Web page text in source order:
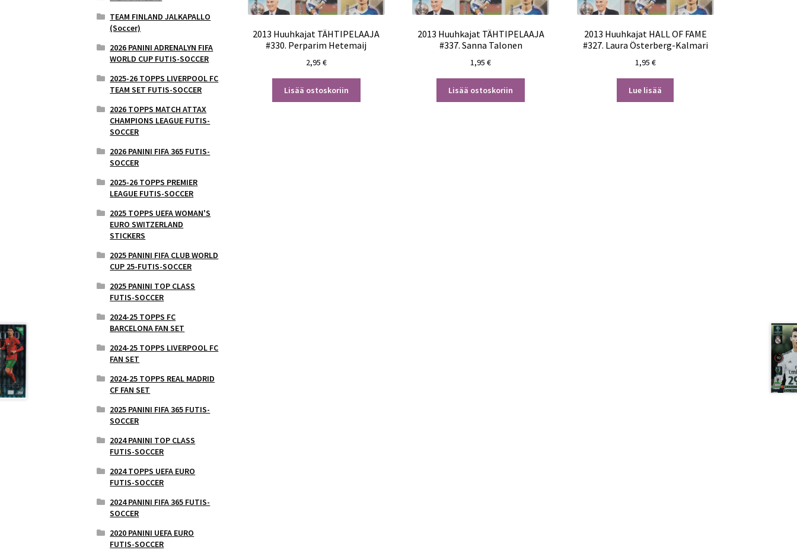
2013 Huuhkajat TÄHTIPELAAJA
#330. Perparim Hetemaij
2,95 €
Lisää ostoskoriin
2013 Huuhkajat TÄHTIPELAAJA
#337. Sanna Talonen
1,95€
Lisää ostoskoriin
2013 Huuhkajat HALL OF FAME
#327. Laura Österberg-Kalmari
1,95 €
Lue lisää
TEAM FINLAND JALKAPALLO
(Soccer)
2026 PANINI ADRENALYN FIFA
WORLD CUP FUTIS-SOCCER
2025-26 TOPPS LIVERPOOL FC
TEAM SET FUTIS-SOCCER
2026 TOPPS MATCH ATTAX
CHAMPIONS LEAGUE FUTIS-
SOCCER
2026 PANINI FIFA 365 FUTIS-
SOCCER
2025-26 TOPPS PREMIER
LEAGUE FUTIS-SOCCER
2025 TOPPS UEFA WOMAN'S
EURO SWITZERLAND
STICKERS
2025 PANINI FIFA CLUB WORLD
CUP 25-FUTIS-SOCCER
2025 PANINI TOP CLASS
FUTIS-SOCCER
2024-25 TOPPS FC
BARCELONA FAN SET
2024-25 TOPPS LIVERPOOL FC
FAN SET
2024-25 TOPPS REAL MADRID
CF FAN SET
2025 PANINI FIFA 365 FUTIS-
SOCCER
2024 PANINI TOP CLASS
FUTIS-SOCCER
2024 TOPPS UEFA EURO
FUTIS-SOCCER
2024 PANINI FIFA 365 FUTIS-
SOCCER
2020 PANINI UEFA EURO
FUTIS-SOCCER